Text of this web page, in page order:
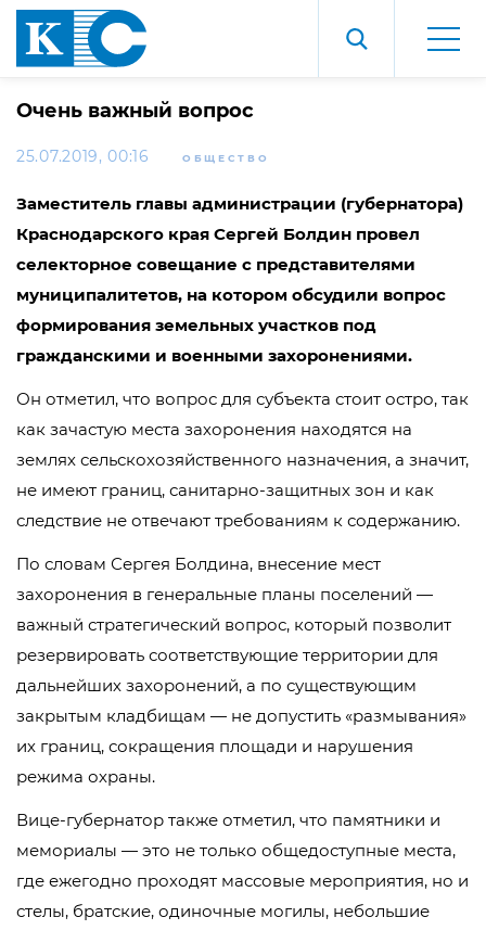
Очень важный вопрос
25.07.2019, 00:16 ОБЩЕСТВО
Заместитель главы администрации (губернатора)
Краснодарского края Сергей Болдин провел
селекторное совещание с представителями
муниципалитетов, на котором обсудили вопрос
формирования земельных участков под
гражданскими и военными захоронениями.
Он отметил, что вопрос для субъекта стоит остро, так
как зачастую места захоронения находятся на
землях сельскохозяйственного назначения, а значит,
не имеют границ, санитарно-защитных зон и как
следствие не отвечают требованиям к содержанию.
По словам Сергея Болдина, внесение мест
захоронения в генеральные планы поселений —
важный стратегический вопрос, который позволит
резервировать соответствующие территории для
дальнейших захоронений, а по существующим
закрытым кладбищам — не допустить «размывания»
их границ, сокращения площади и нарушения
режима охраны.
Вице-губернатор также отметил, что памятники и
мемориалы — это не только общедоступные места,
где ежегодно проходят массовые мероприятия, но и
стелы, братские, одиночные могилы, небольшие